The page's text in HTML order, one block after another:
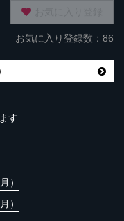
お気に入り登録数：86
す
）
）